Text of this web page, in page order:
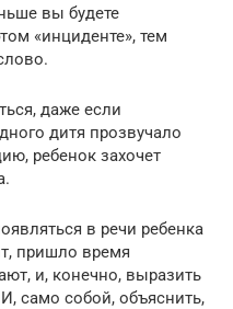
вы будете
«инциденте», тем
даже если
дитя прозвучало
ребенок захочет
в речи ребенка
пришло время
и, конечно, выразить
само собой, объяснить,